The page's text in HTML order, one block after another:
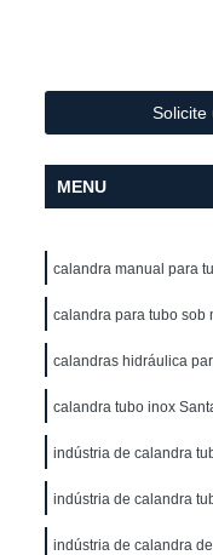
Conformação
de Metal
Conformação
Galvanizado de
Escada
Corrimão
Galvanizado para
Corrimão
em Aço
Escada
Solicite
MENU
calandra manual para
calandra para tubo sob
calandras hidráulica
calandra tubo inox
indústria de calandra
indústria de calandra
indústria de calandra